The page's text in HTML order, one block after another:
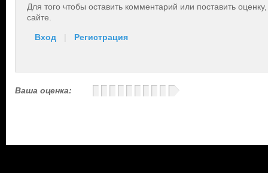
Для того чтобы оставить комментарий или поставить
сайте.
Вход | Регистрация
Ваша оценка: